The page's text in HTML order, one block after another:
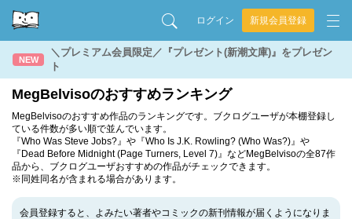
ログイン 新規会員登録
NEW
＼プレミアム会員限定／『プレゼント(新潮文庫)』をプレゼン
ト
MegBelvisoのおすすめランキング
MegBelvisoのおすすめ作品のランキングです。ブクログユーザが本棚登録し
ている件数が多い順で並んでいます。
『Who Was Steve Jobs?』や『Who Is J.K. Rowling? (Who Was?)』や
『Dead Before Midnight (Page Turners, Level 7)』などMegBelvisoの全87作
品から、ブクログユーザおすすめの作品がチェックできます。
※同姓同名が含まれる場合があります。
会員登録すると、よみたい著者やコミックの新刊情報が届くようになりま